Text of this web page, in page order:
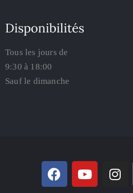
Disponibilités
Tous les jours de
9:30 à 18:00
Sauf le dimanche